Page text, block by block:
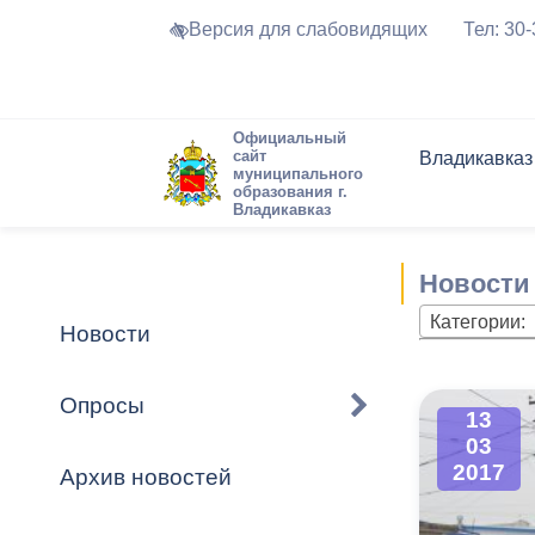
Версия для слабовидящих Тел:
Официальный
сайт
муниципального
образования г.
Владикавказ
Владикавказ
Устав города
Города-
городского
Торги и
Формы
Обратная
Комиссии
График
Новостная
Актуально
Новости
Опросы
Архив новостей
Новости
Категории:
13
03
2017